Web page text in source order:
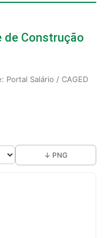
de Construção
Portal Salário / CAGED
↓ PNG